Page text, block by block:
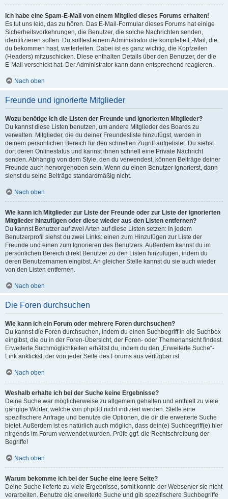
Ich habe eine Spam-E-Mail von einem Mitglied dieses Forums erhalten!
Es tut uns leid, das zu hören. Das E-Mail-Formular dieses Forums hat einige
Sicherheitsvorkehrungen, die Benutzer, die solche Nachrichten senden,
identifizieren sollen. Du solltest einem Administrator die komplette E-Mail, die
du bekommen hast, weiterleiten. Dabei ist es ganz wichtig, die Kopfzeilen
(Headers) mitzuschicken. Diese enthalten Details über den Benutzer, der die
E-Mail verschickt hat. Der Administrator kann dann entsprechend reagieren.
Nach oben
Freunde und ignorierte Mitglieder
Wozu benötige ich die Listen der Freunde und ignorierten Mitglieder?
Du kannst diese Listen benutzen, um andere Mitglieder des Boards zu
verwalten. Mitglieder, die du deiner Freundesliste hinzufügst, werden in
deinem persönlichen Bereich für den schnellen Zugriff aufgelistet. Du siehst
dort deren Onlinestatus und kannst ihnen schnell eine Private Nachricht
senden. Abhängig von dem Style, den du verwendest, können Beiträge deiner
Freunde auch hervorgehoben sein. Wenn du einen Benutzer ignorierst, dann
siehst du seine Beiträge standardmäßig nicht.
Nach oben
Wie kann ich Mitglieder zur Liste der Freunde oder zur Liste der ignorierten
Mitglieder hinzufügen oder diese wieder aus den Listen entfernen?
Du kannst Benutzer auf zwei Arten auf diese Listen setzen: In jedem
Benutzerprofil siehst du zwei Links: einen zum Hinzufügen zur Liste der
Freunde und einen zum Ignorieren des Benutzers. Außerdem kannst du im
persönlichen Bereich direkt Benutzer zu den Listen hinzufügen, indem du
deren Benutzernamen eingibst. An gleicher Stelle kannst du sie auch wieder
von den Listen entfernen.
Nach oben
Die Foren durchsuchen
Wie kann ich ein Forum oder mehrere Foren durchsuchen?
Du kannst die Foren durchsuchen, indem du einen Suchbegriff in die Suchbox
eingibst, die du in der Foren-Übersicht, der Foren- oder Themenansicht findest.
Erweiterte Suchmöglichkeiten erhältst du, indem du den „Erweiterte Suche“-
Link anklickst, der von jeder Seite des Forums aus verfügbar ist.
Nach oben
Weshalb erhalte ich bei der Suche keine Ergebnisse?
Deine Suche war möglicherweise zu allgemein gehalten und enthielt zu viele
gängige Wörter, welche von phpBB nicht indiziert werden. Stelle eine
spezifischere Anfrage und benutze die Optionen, die dir die erweiterte Suche
bietet. Außerdem ist es natürlich auch möglich, dass dein(e) Suchbegriff(e) hier
nirgends im Forum verwendet wurden. Prüfe ggf. die Rechtschreibung der
Begriffe!
Nach oben
Warum bekomme ich bei der Suche eine leere Seite?
Deine Suche lieferte zu viele Ergebnisse, somit konnte der Webserver sie nicht
verarbeiten. Benutze die erweiterte Suche und gib spezifischere Suchbegriffe